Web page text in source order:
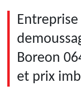
Boreon
et prix